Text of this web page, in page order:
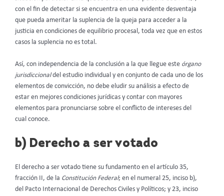
con el fin de detectar si se encuentra en una evidente desventaja
que pueda ameritar la suplencia de la queja para acceder a la
justicia en condiciones de equilibrio procesal, toda vez que en estos
casos la suplencia no es total.
Así, con independencia de la conclusión a la que llegue este órgano
jurisdiccionaldel estudio individual y en conjunto de cada uno de los
elementos de convicción, no debe eludir su análisis a efecto de
estar en mejores condiciones jurídicas y contar con mayores
elementos para pronunciarse sobre el conflicto de intereses del
cual conoce.
b) Derecho a ser votado
El derecho a ser votado tiene su fundamento en el artículo 35,
fracción II, de la Constitución Federal; en el numeral 25, inciso b),
del Pacto Internacional de Derechos Civiles y Políticos; y 23, inciso